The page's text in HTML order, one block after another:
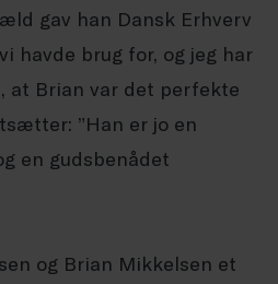
gav han Dansk Erhverv
havde brug for, og jeg har
at Brian var det perfekte
”Han er jo en
en gudsbenådet
og Brian Mikkelsen et